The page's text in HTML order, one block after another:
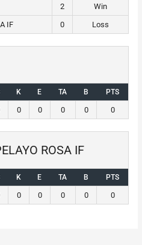
2
Win
IF
0 Loss
K E TA B PTS
0 0 0 0 0
ROSA IF
K E TA B PTS
0 0 0 0 0